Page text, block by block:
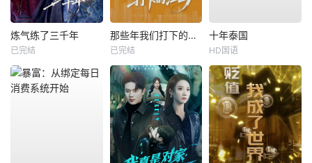
炼气练了三千年
已完结
那些年我们打下的江山
已完结
十年泰国
HD国语